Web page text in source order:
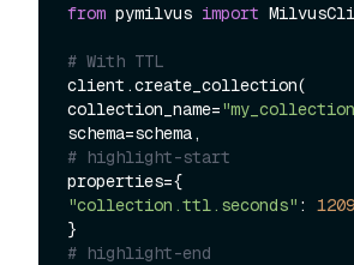
from pymilvus import
# With TTL
client.create_collection(
collection_name=
# highlight-start
"collection.ttl.seconds" :
# highlight-end